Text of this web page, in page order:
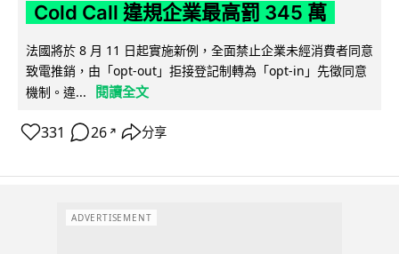
Cold Call 違規企業最高罰 345 萬
法國將於 8 月 11 日起實施新例，全面禁止企業未經消費者同意
致電推銷，由「opt-out」拒接登記制轉為「opt-in」先徵同意
機制。違...
閱讀全文
331 26 ↗ 分享
ADVERTISEMENT